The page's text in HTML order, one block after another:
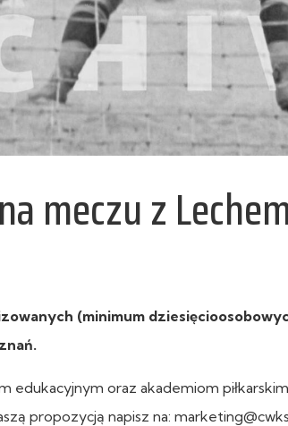
meczu z
(minimum
edukacyjnym oraz akademiom
propozycją napisz na: